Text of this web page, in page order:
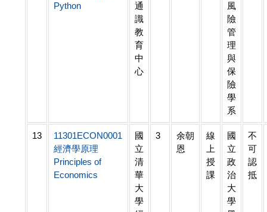
Python
通
識
教
育
中
心
風
險
管
理
與
保
險
學
系
13
11301ECON0001
經濟學原理
Principles of
Economics
國
立
清
華
大
學
3
余朝
恩
線
上
授
課
國
立
政
治
大
學
不
可
認
抵